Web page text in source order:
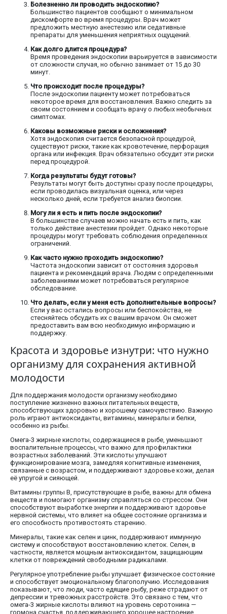
Болезненно ли проводить эндоскопию?
Большинство пациентов сообщают о минимальном
дискомфорте во время процедуры. Врач может
предложить местную анестезию или седативные
препараты для уменьшения неприятных ощущений.
Как долго длится процедура?
Время проведения эндоскопии варьируется в зависимости
от сложности случая, но обычно занимает от 15 до 30
минут.
Что происходит после процедуры?
После эндоскопии пациенту может потребоваться
некоторое время для восстановления. Важно следить за
своим состоянием и сообщать врачу о любых необычных
симптомах.
Каковы возможные риски и осложнения?
Хотя эндоскопия считается безопасной процедурой,
существуют риски, такие как кровотечение, перфорация
органа или инфекция. Врач обязательно обсудит эти риски
перед процедурой.
Когда результаты будут готовы?
Результаты могут быть доступны сразу после процедуры,
если проводилась визуальная оценка, или через
несколько дней, если требуется анализ биопсии.
Могу ли я есть и пить после эндоскопии?
В большинстве случаев можно начать есть и пить, как
только действие анестезии пройдет. Однако некоторые
процедуры могут требовать соблюдения определенных
ограничений.
Как часто нужно проходить эндоскопию?
Частота эндоскопии зависит от состояния здоровья
пациента и рекомендаций врача. Людям с определенными
заболеваниями может потребоваться регулярное
обследование.
Что делать, если у меня есть дополнительные вопросы?
Если у вас остались вопросы или беспокойства, не
стесняйтесь обсудить их с вашим врачом. Он сможет
предоставить вам всю необходимую информацию и
поддержку.
Красота и здоровье изнутри: что нужно
организму для сохранения активной
молодости
Для поддержания молодости организму необходимо
поступление жизненно важных питательных веществ,
способствующих здоровью и хорошему самочувствию. Важную
роль играют антиоксиданты, витамины, минералы и белки,
особенно из рыбы.
Омега-3 жирные кислоты, содержащиеся в рыбе, уменьшают
воспалительные процессы, что важно для профилактики
возрастных заболеваний. Эти кислоты улучшают
функционирование мозга, замедляя когнитивные изменения,
связанные с возрастом, и поддерживают здоровье кожи, делая
её упругой и сияющей.
Витамины группы B, присутствующие в рыбе, важны для обмена
веществ и помогают организму справляться со стрессом. Они
способствуют выработке энергии и поддерживают здоровье
нервной системы, что влияет на общее состояние организма и
его способность противостоять старению.
Минералы, такие как селен и цинк, поддерживают иммунную
систему и способствуют восстановлению клеток. Селен, в
частности, является мощным антиоксидантом, защищающим
клетки от повреждений свободными радикалами.
Регулярное употребление рыбы улучшает физическое состояние
и способствует эмоциональному благополучию. Исследования
показывают, что люди, часто едящие рыбу, реже страдают от
депрессии и тревожных расстройств. Это связано с тем, что
омега-3 жирные кислоты влияют на уровень серотонина —
гормона счастья, поддерживающего хорошее настроение.